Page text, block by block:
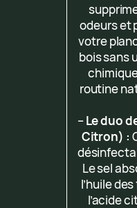
odeurs et
votre
bois sans
routine
–Le duo
Citron) :
Le sel
l’huile
l’acide